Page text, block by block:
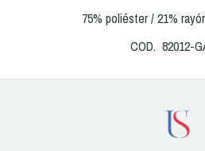
75% poliéster / 21%
COD. 82012-